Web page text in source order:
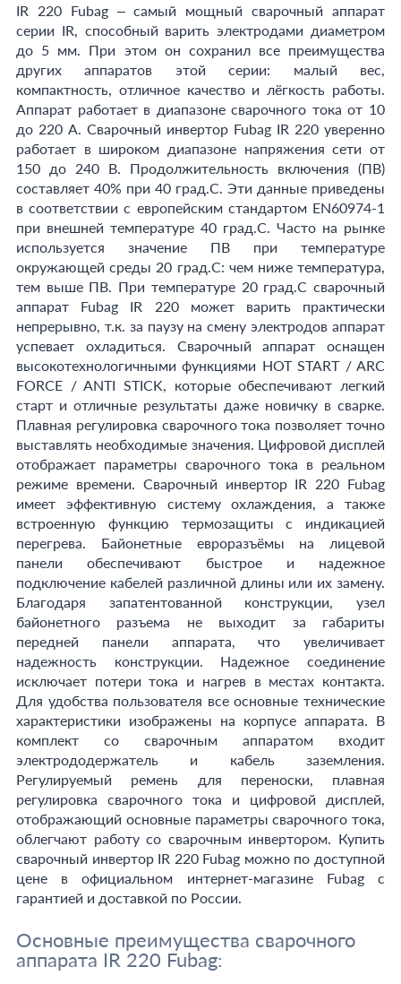
IR 220 Fubag – самый мощный сварочный аппарат
серии IR, способный варить электродами диаметром
до 5 мм. При этом он сохранил все преимущества
других аппаратов этой серии: малый вес,
компактность, отличное качество и лёгкость работы.
Аппарат работает в диапазоне сварочного тока от 10
до 220 А. Сварочный инвертор Fubag IR 220 уверенно
работает в широком диапазоне напряжения сети от
150 до 240 В. Продолжительность включения (ПВ)
составляет 40% при 40 град.С. Эти данные приведены
в соответствии с европейским стандартом EN60974-1
при внешней температуре 40 град.С. Часто на рынке
используется значение ПВ при температуре
окружающей среды 20 град.С: чем ниже температура,
тем выше ПВ. При температуре 20 град.С сварочный
аппарат Fubag IR 220 может варить практически
непрерывно, т.к. за паузу на смену электродов аппарат
успевает охладиться. Сварочный аппарат оснащен
высокотехнологичными функциями HOT START / ARC
FORCE / ANTI STICK, которые обеспечивают легкий
старт и отличные результаты даже новичку в сварке.
Плавная регулировка сварочного тока позволяет точно
выставлять необходимые значения. Цифровой дисплей
отображает параметры сварочного тока в реальном
режиме времени. Сварочный инвертор IR 220 Fubag
имеет эффективную систему охлаждения, а также
встроенную функцию термозащиты с индикацией
перегрева. Байонетные евроразъёмы на лицевой
панели обеспечивают быстрое и надежное
подключение кабелей различной длины или их замену.
Благодаря запатентованной конструкции, узел
байонетного разъема не выходит за габариты
передней панели аппарата, что увеличивает
надежность конструкции. Надежное соединение
исключает потери тока и нагрев в местах контакта.
Для удобства пользователя все основные технические
характеристики изображены на корпусе аппарата. В
комплект со сварочным аппаратом входит
электрододержатель и кабель заземления.
Регулируемый ремень для переноски, плавная
регулировка сварочного тока и цифровой дисплей,
отображающий основные параметры сварочного тока,
облегчают работу со сварочным инвертором. Купить
сварочный инвертор IR 220 Fubag можно по доступной
цене в официальном интернет-магазине Fubag с
гарантией и доставкой по России.
Основные преимущества сварочного
аппарата IR 220 Fubag: